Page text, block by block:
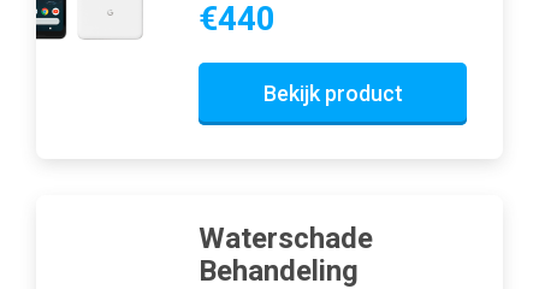
€440
Bekijk product
Waterschade
Behandeling